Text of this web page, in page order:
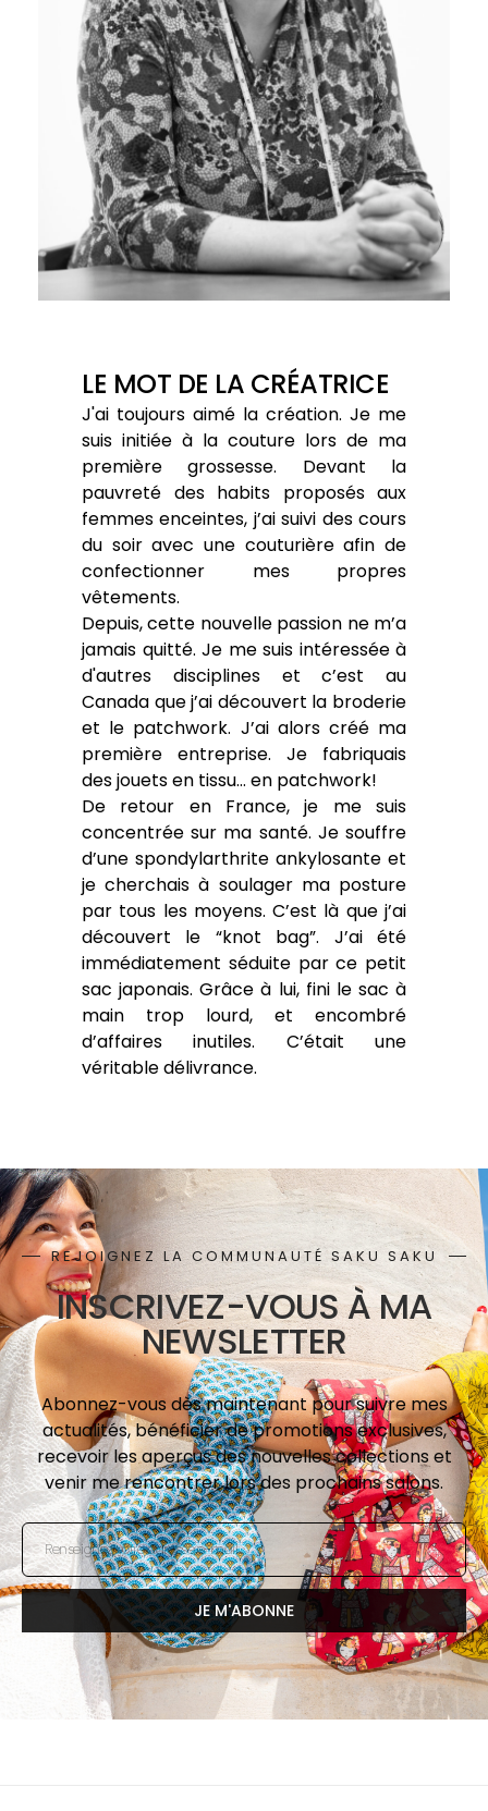
LE MOT DE LA CRÉATRICE
J'ai toujours aimé la création. Je me
suis initiée à la couture lors de ma
première grossesse. Devant la
pauvreté des habits proposés aux
femmes enceintes, j’ai suivi des cours
du soir avec une couturière afin de
confectionner mes propres
vêtements.
Depuis, cette nouvelle passion ne m’a
jamais quitté. Je me suis intéressée à
d'autres disciplines et c’est au
Canada que j’ai découvert la broderie
et le patchwork. J’ai alors créé ma
première entreprise. Je fabriquais
des jouets en tissu… en patchwork!
De retour en France, je me suis
concentrée sur ma santé. Je souffre
d’une spondylarthrite ankylosante et
je cherchais à soulager ma posture
par tous les moyens. C’est là que j’ai
découvert le “knot bag”. J’ai été
immédiatement séduite par ce petit
sac japonais. Grâce à lui, fini le sac à
main trop lourd, et encombré
d’affaires inutiles. C’était une
véritable délivrance.
REJOIGNEZ LA COMMUNAUTÉ SAKU SAKU
INSCRIVEZ-VOUS À MA
NEWSLETTER
Abonnez-vous dès maintenant pour suivre mes
actualités, bénéficier de promotions exclusives,
recevoir les aperçus des nouvelles collections et
venir me rencontrer lors des prochains salons.
e-mail
JE M'ABONNE